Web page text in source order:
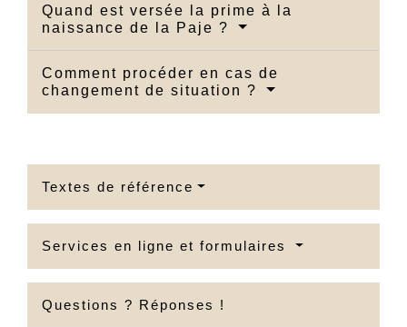
Quand est versée la prime à la
naissance de la Paje ?
Comment procéder en cas de
changement de situation ?
Textes de référence
Services en ligne et formulaires
Questions ? Réponses !